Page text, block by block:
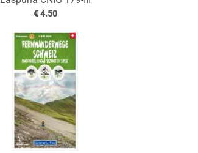
€ 4.50